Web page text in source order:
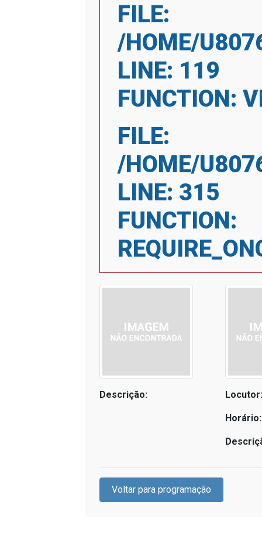
FILE:
/HOME/
LINE: 119
FUNCTION:
FILE:
/HOME/
LINE: 315
FUNCTION:
Descrição: Locutor:
Horário:
Voltar para programação